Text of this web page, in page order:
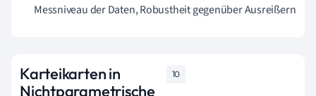
Messniveau der Daten, Robustheit gegenüber Ausreißern
Karteikarten in
Nichtparametrische
10